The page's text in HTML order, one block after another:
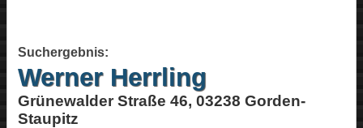
Suchergebnis:
Werner Herrling
Grünewalder Straße 46, 03238 Gorden-
Staupitz